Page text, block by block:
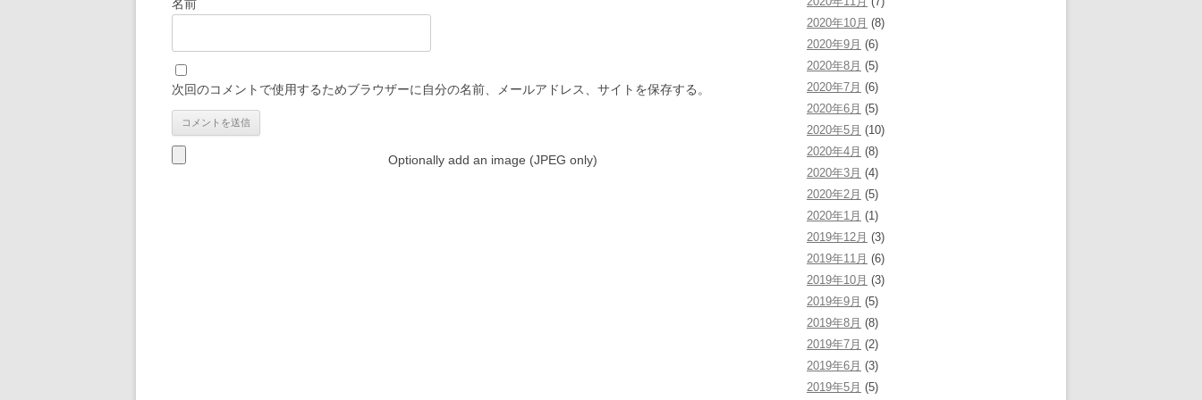
名前
次回のコメントで使用するためブラウザーに自分の名前、メールアドレス、サイトを保存する。
Optionally add an image (JPEG only)
2020年10月 (8)
2020年9月 (6)
2020年8月 (5)
2020年7月 (6)
2020年6月 (5)
2020年5月 (10)
2020年4月 (8)
2020年3月 (4)
2020年2月 (5)
2020年1月 (1)
2019年12月 (3)
2019年11月 (6)
2019年10月 (3)
2019年9月 (5)
2019年8月 (8)
2019年7月 (2)
2019年6月 (3)
2019年5月 (5)